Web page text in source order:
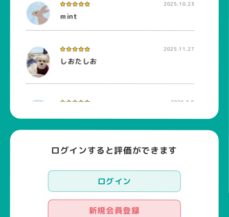
2025.10.23
mint
2025.11.27
しおたしお
2026.3.9
ログインすると評価ができます
ログイン
新規会員登録